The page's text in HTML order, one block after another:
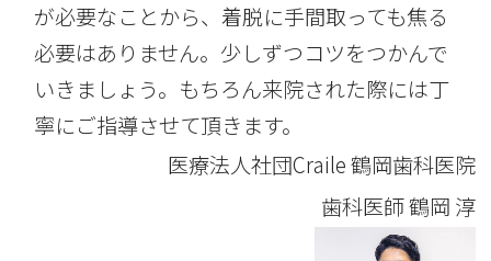
が必要なことから、着脱に手間取っても焦る
必要はありません。少しずつコツをつかんで
いきましょう。もちろん来院された際には丁
寧にご指導させて頂きます。
医療法人社団Craile 鶴岡歯科医院
歯科医師鶴岡 淳